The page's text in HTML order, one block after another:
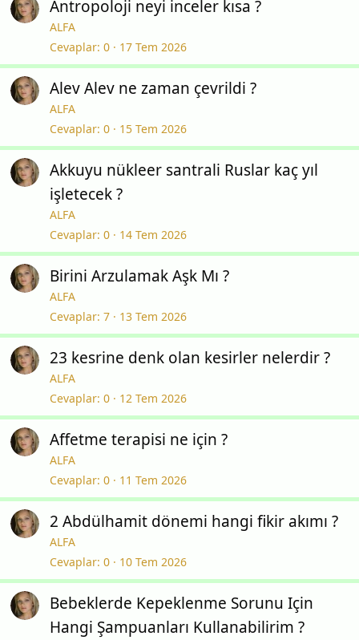
Antropoloji neyi inceler kısa ?
ALFA
Cevaplar 0 17 Tem 2026
Alev Alev ne zaman çevrildi ?
ALFA
Cevaplar 0 15 Tem 2026
Akkuyu nükleer santrali Ruslar kaç yıl
işletecek ?
ALFA
Cevaplar 0 14 Tem 2026
Birini Arzulamak Aşk Mı ?
ALFA
Cevaplar 7 13 Tem 2026
23 kesrine denk olan kesirler nelerdir ?
ALFA
Cevaplar 0 12 Tem 2026
Affetme terapisi ne için ?
ALFA
Cevaplar 0 11 Tem 2026
2 Abdülhamit dönemi hangi fikir akımı ?
ALFA
Cevaplar 0 10 Tem 2026
Bebeklerde Kepeklenme Sorunu Için
Hangi Şampuanları Kullanabilirim ?